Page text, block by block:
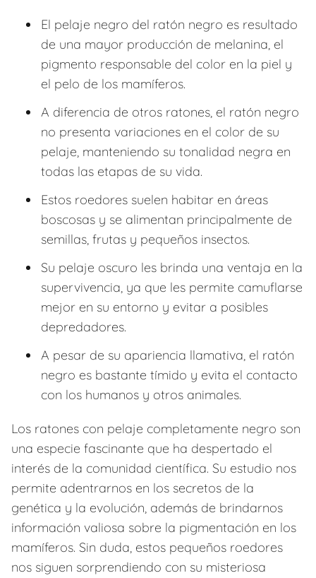
El pelaje negro del ratón negro es resultado
de una mayor producción de melanina, el
pigmento responsable del color en la piel y
el pelo de los mamíferos.
A diferencia de otros ratones, el ratón negro
no presenta variaciones en el color de su
pelaje, manteniendo su tonalidad negra en
todas las etapas de su vida.
Estos roedores suelen habitar en áreas
boscosas y se alimentan principalmente de
semillas, frutas y pequeños insectos.
Su pelaje oscuro les brinda una ventaja en la
supervivencia, ya que les permite camuflarse
mejor en su entorno y evitar a posibles
depredadores.
A pesar de su apariencia llamativa, el ratón
negro es bastante tímido y evita el contacto
con los humanos y otros animales.
Los ratones con pelaje completamente negro son
una especie fascinante que ha despertado el
interés de la comunidad científica. Su estudio nos
permite adentrarnos en los secretos de la
genética y la evolución, además de brindarnos
información valiosa sobre la pigmentación en los
mamíferos. Sin duda, estos pequeños roedores
nos siguen sorprendiendo con su misteriosa